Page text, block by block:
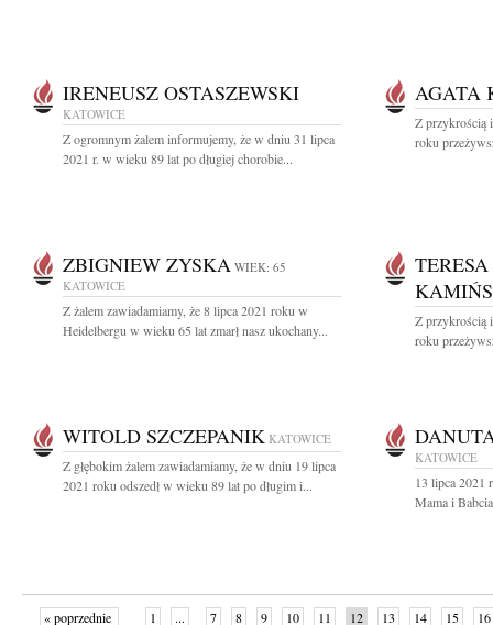
IRENEUSZ OSTASZEWSKI
KATOWICE
Z ogromnym żalem informujemy, że w dniu 31 lipca
2021 r. w wieku 89 lat po długiej chorobie...
AGATA
Z przykrością
roku
ZBIGNIEW ZYSKA WIEK: 65
KATOWICE
Z żalem zawiadamiamy, że 8 lipca 2021 roku w
Heidelbergu w wieku 65 lat zmarł nasz ukochany...
Z przykrością
roku
WITOLD SZCZEPANIK KATOWICE
Z głębokim żalem zawiadamiamy, że w dniu 19 lipca
2021 roku odszedł w wieku 89 lat po długim i...
KATOWICE
13 lipca 2021
Mama i
« poprzednie 1 ... 7 8 9 10 11 12 13 14 15 16